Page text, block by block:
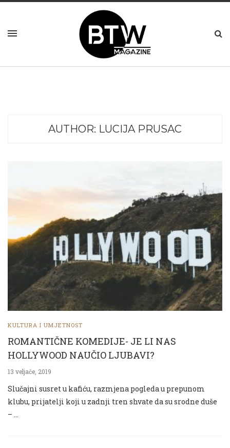
AUTHOR: LUCIJA PRUSAC
KULTURA I UMJETNOST
ROMANTIČNE KOMEDIJE- JE LI NAS
HOLLYWOOD NAUČIO LJUBAVI?
13 veljače, 2019
Slučajni susret u kafiću, razmjena pogleda u prepunom
klubu, prijatelji koji u zadnji tren shvate da su srodne duše
– …